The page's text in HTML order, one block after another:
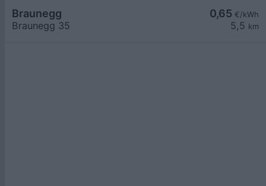
0,65 €/kWh
5,5 km
Braunegg
Braunegg 35